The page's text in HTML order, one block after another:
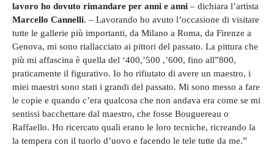
lavoro ho dovuto rimandare per anni e anni – dichiara l’artista
Marcello Cannelli. – Lavorando ho avuto l’occasione di visitare
tutte le gallerie più importanti, da Milano a Roma, da Firenze a
Genova, mi sono riallacciato ai pittori del passato. La pittura che
più mi affascina è quella del ‘400,’500 ,’600, fino all”800,
praticamente il figurativo. Io ho rifiutato di avere un maestro, i
miei maestri sono stati i grandi del passato. Mi sono messo a fare
le copie e quando c’era qualcosa che non andava era come se mi
sentissi bacchettare dal maestro, che fosse Bouguereau o
Raffaello. Ho ricercato quali erano le loro tecniche, ricreando la
la tempera con il tuorlo d’uovo e facendo le tele tutte da me.”